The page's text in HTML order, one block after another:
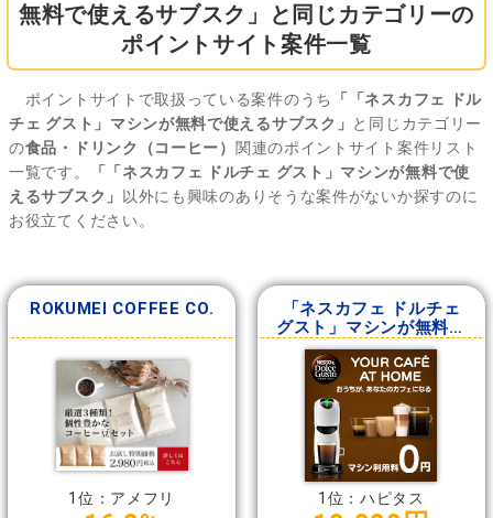
無料で使えるサブスク」と同じカテゴリーの
ポイントサイト案件一覧
ポイントサイトで取扱っている案件のうち
「「ネスカフェ ドル
チェ グスト」マシンが無料で使えるサブスク」 と同じカテゴリー
の食品・ドリンク（コーヒー） 関連のポイントサイト案件リスト
一覧です。
「「ネスカフェ ドルチェ グスト」マシンが無料で使
えるサブスク」
以外にも興味のありそうな案件がないか探すのに
お役立てください。
ROKUMEI COFFEE CO.
1位：アメフリ
「ネスカフェ ドルチェ
グスト」マシンが無料で
使えるサブスク
1位：ハピタス